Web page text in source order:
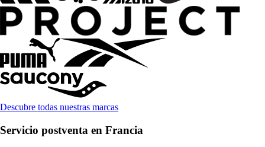
Descubre todas nuestras marcas
Servicio postventa en Francia